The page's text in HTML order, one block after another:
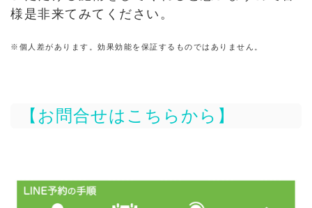
様是非来てみてください。
※個人差があります。効果効能を保証するものではありません。
【お問合せはこちらから】